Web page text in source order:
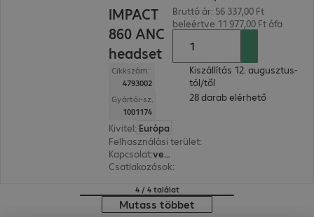
IMPACT
860 ANC
headset
Cikkszám:
4793002
Gyártói-sz.
1001174
Kivitel: Európa
Felhasználási terület:
Kapcsolat:
vezetékes
Csatlakozások:
Bruttó ár: 56 337,00 Ft
beleértve 11 977,00 Ft áfa
Kiszállítás 12. augusztus-
tól/től
28 darab elérhető
4 / 4 találat
Mutass többet